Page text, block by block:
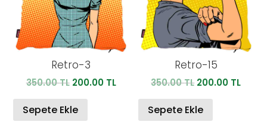
Retro-3
350.00TL Orijinal
350.00 TL.
200.00 TLŞu
200.00 TL.
Sepete Ekle
Retro-15
350.00TL Orijinal
350.00 TL.
200.00 TLŞu
Sepete Ekle